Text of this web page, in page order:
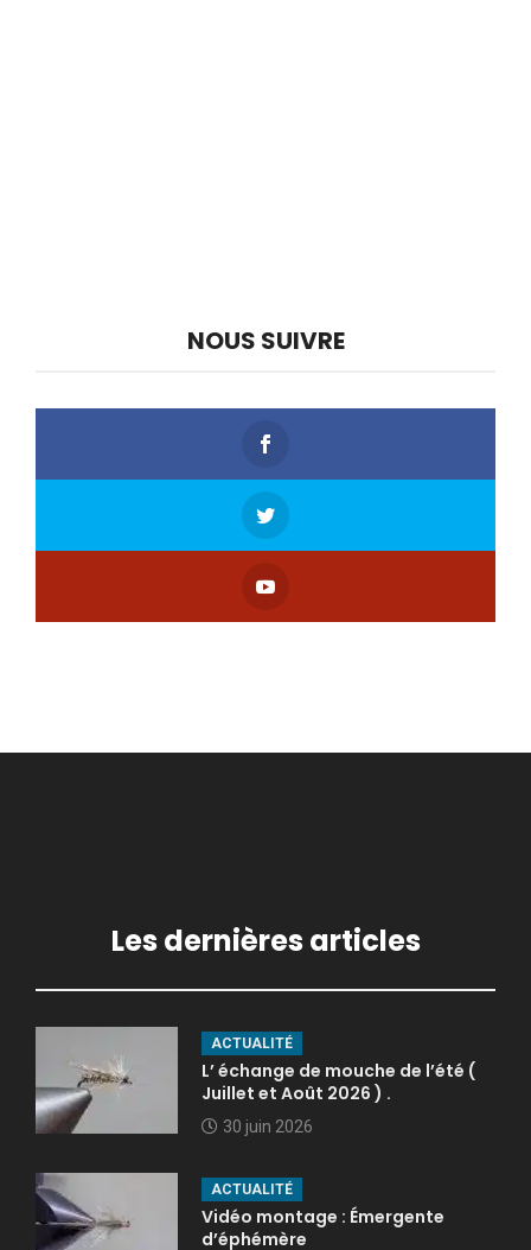
NOUS SUIVRE
Les dernières articles
ACTUALITÉ
L’ échange de mouche de l’été (
Juillet et Août 2026 ) .
30 juin 2026
ACTUALITÉ
Vidéo montage : Émergente
d’éphémère